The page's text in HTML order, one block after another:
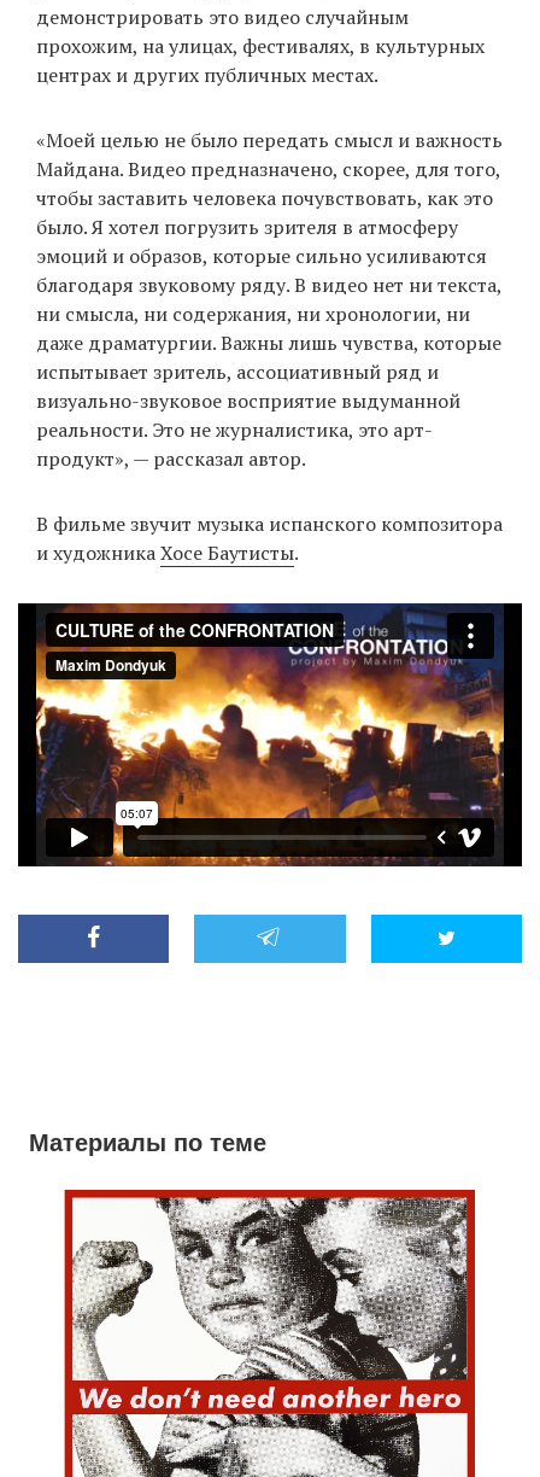
демонстрировать это видео случайным
прохожим, на улицах, фестивалях, в культурных
центрах и других публичных местах.
«Моей целью не было передать смысл и важность
Майдана. Видео предназначено, скорее, для того,
чтобы заставить человека почувствовать, как это
было. Я хотел погрузить зрителя в атмосферу
эмоций и образов, которые сильно усиливаются
благодаря звуковому ряду. В видео нет ни текста,
ни смысла, ни содержания, ни хронологии, ни
даже драматургии. Важны лишь чувства, которые
испытывает зритель, ассоциативный ряд и
визуально-звуковое восприятие выдуманной
реальности. Это не журналистика, это арт-
продукт», — рассказал автор.
В фильме звучит музыка испанского композитора
и художникаХосе Баутисты.
Материалы по теме